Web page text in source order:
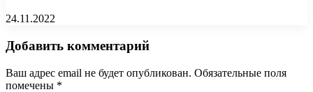
24.11.2022
Добавить комментарий
Ваш адрес email не будет опубликован. Обязательные поля
помечены *